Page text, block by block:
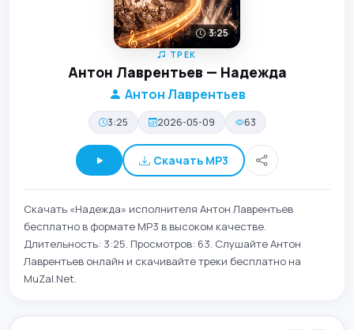
3:25
ТРЕК
Антон Лаврентьев — Надежда
Антон Лаврентьев
3:25 2026-05-09 63
Скачать MP3
Скачать «Надежда» исполнителя Антон Лаврентьев
бесплатно в формате MP3 в высоком качестве.
Длительность: 3:25. Просмотров: 63. Слушайте Антон
Лаврентьев онлайн и скачивайте треки бесплатно на
MuZal.Net.